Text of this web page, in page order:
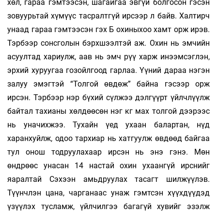
хөл, гараа гэмтээсэн, шагайгаа эвгүй болгосон гэсэн
зовуурьтай хүмүүс тасралтгүй ирсээр л байв. Халтирч
унаад гараа гэмтээсэн гэх Б охиныхоо хамт орж ирэв.
Тэрбээр сонсголын бэрхшээлтэй аж. Охин нь эмчийн
асуултад хариулж, аав нь эмч рүү харж инээмсэглэн,
эрхий хуруугаа гозойлгоод гарлаа. Үүний дараа нэгэн
залуу эмэгтэй “Толгой өвдөж” байна гэсээр орж
ирсэн. Тэрбээр нэр бүхий сүлжээ дэлгүүрт үйлчлүүлж
байтал тахианы хөлдөөсөн нэг кг мах толгой дээрээс
нь уначихжээ. Тухайн үед ухаан балартан, нүд
харанхуйлж, одоо тархиар нь хатгуулж өвдөөд байгаа
тул онош тодруулахаар ирсэн нь энэ гэнэ. Мөн
өндрөөс унасан 14 настай охин ухаангүй ирснийг
яаралтай Сэхээн амьдруулах тасагт шилжүүлэв.
Түүнчлэн цана, чарганаас унаж гэмтсэн хүүхдүүдэд
үзүүлэх тусламж, үйлчилгээ багагүй хувийг эзэлж